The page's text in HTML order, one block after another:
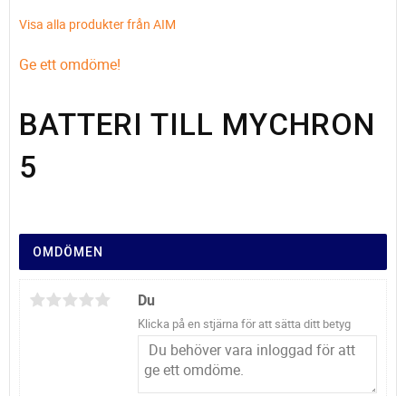
Visa alla produkter från AIM
Ge ett omdöme!
BATTERI TILL MYCHRON
5
OMDÖMEN
Du
Klicka på en stjärna för att sätta ditt betyg